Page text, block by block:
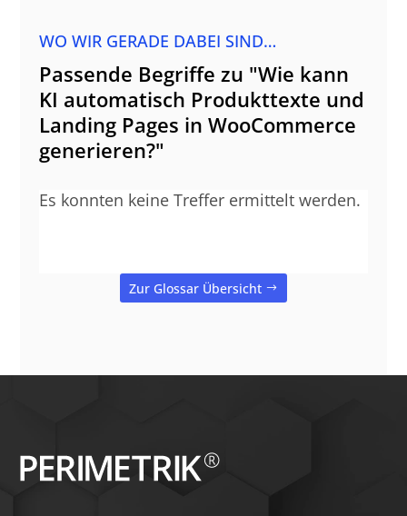
WO WIR GERADE DABEI SIND…
Passende Begriffe zu "Wie kann
KI automatisch Produkttexte und
Landing Pages in WooCommerce
generieren?"
Es konnten keine Treffer ermittelt werden.
Zur Glossar Übersicht